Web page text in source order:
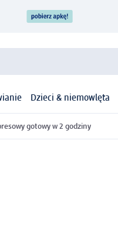
Dzieci & niemowlęta
gotowy w 2 godziny